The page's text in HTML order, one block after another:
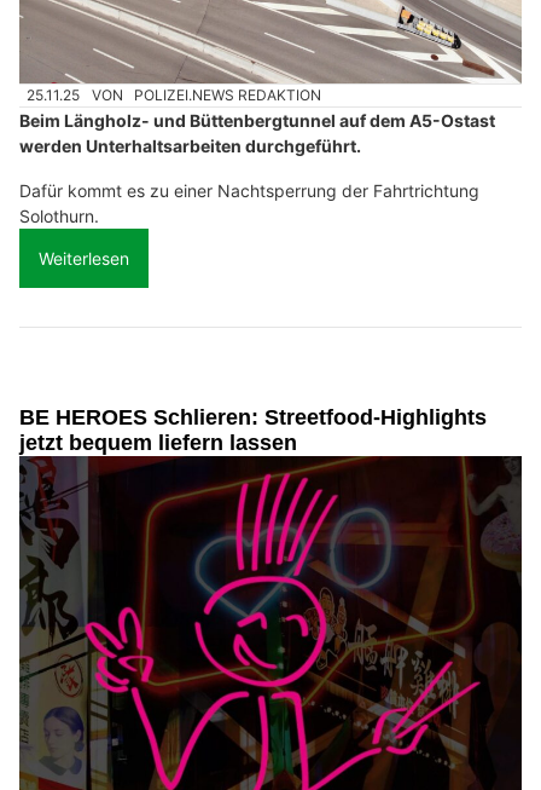
25.11.25 VON POLIZEI.NEWS REDAKTION
Beim Längholz- und Büttenbergtunnel auf dem A5-Ostast
werden Unterhaltsarbeiten durchgeführt.
Dafür kommt es zu einer Nachtsperrung der Fahrtrichtung
Solothurn.
Weiterlesen
BE HEROES Schlieren: Streetfood-Highlights
jetzt bequem liefern lassen